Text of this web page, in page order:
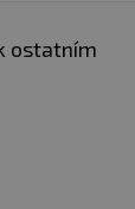
ostatním